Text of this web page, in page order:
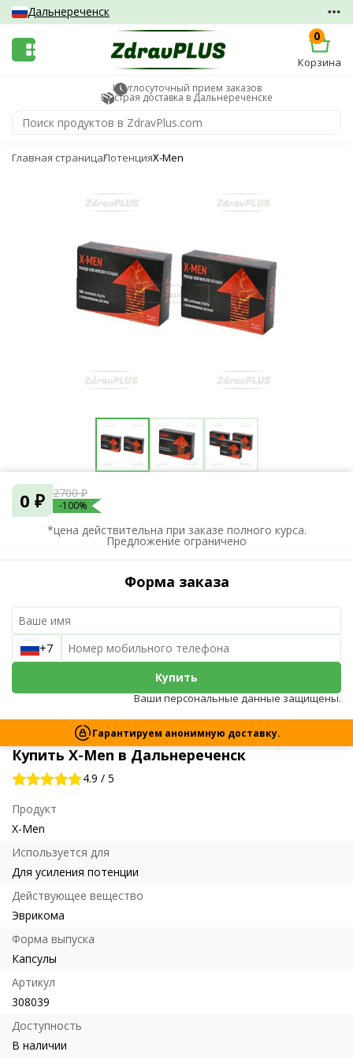
Дальнереченск
0
Корзина
Круглосуточный прием заказов
Быстрая доставка в Дальнереченске
Главная страницаПотенцияX-Men
Купить X-Men в Дальнереченск
4.9 / 5
Продукт
X-Men
Используется для
Для усиления потенции
Действующее вещество
Эврикома
Форма выпуска
Капсулы
Артикул
308039
Доступность
В наличии
0 ₽ 2700 ₽
-100%
*цена действительна при заказе полного курса.
Предложение ограничено
Форма заказа
+7
Купить
Ваши персональные данные защищены.
Гарантируем анонимную доставку.